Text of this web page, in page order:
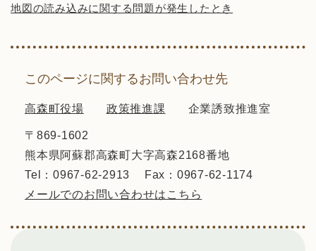
地図の読み込みに関する問題が発生したとき
このページに関するお問い合わせ先
高森町役場 政策推進課 企業誘致推進室
〒869-1602
熊本県阿蘇郡高森町大字高森2168番地
Tel：0967-62-2913
Fax：0967-62-1174
メールでのお問い合わせはこちら